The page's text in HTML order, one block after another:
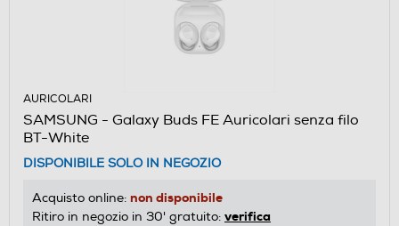
AURICOLARI
SAMSUNG - Galaxy Buds FE Auricolari senza filo
BT-White
DISPONIBILE SOLO IN NEGOZIO
Acquisto online: non disponibile
Ritiro in negozio in 30' gratuito: verifica